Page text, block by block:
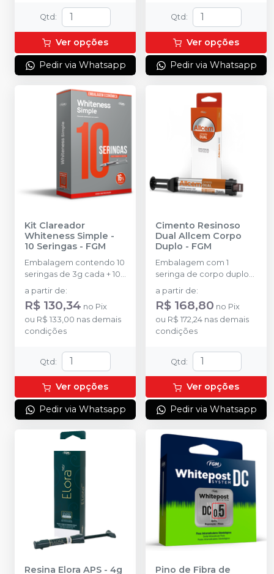
Qtd :
Ver opções
Pedir via Whatsapp
Qtd :
Ver opções
Pedir via Whatsapp
Kit Clareador
Whiteness Simple -
10 Seringas - FGM
Embalagem contendo 10
seringas de 3g cada + 10
ponteiras.
a partir de:
R$ 130,34 no Pix
ou R$ 133,00 nas demais
condições
Qtd:
Ver opções
Pedir via Whatsapp
Cimento Resinoso
Dual Allcem Corpo
Duplo - FGM
Embalagem com 1
seringa de corpo duplo
(base 2,5g + catalisador
2,5g) + 5 ponteiras.
a partir de:
R$ 168,80 no Pix
ou R$ 172,24 nas demais
condições
Qtd:
Ver opções
Pedir via Whatsapp
Resina Elora APS - 4g Pino de Fibra de